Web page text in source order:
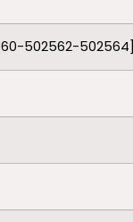
502562-502564]